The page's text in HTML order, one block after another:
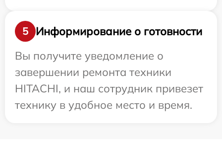
5
Информирование о готовности
Вы получите уведомление о
завершении ремонта техники
HITACHI, и наш сотрудник привезет
технику в удобное место и время.